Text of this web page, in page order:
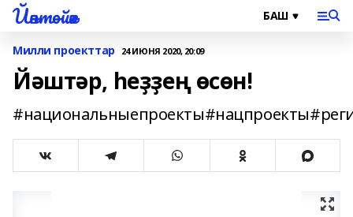
Йәнтөйәк
Милли проекттар 24 ИЮНЯ 2020, 20:09
Йәштәр, һеҙҙең өсөн!